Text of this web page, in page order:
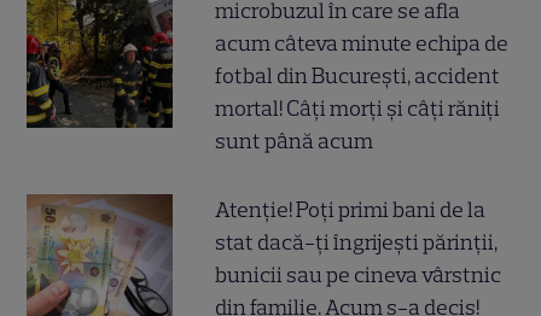
microbuzul în care se afla
acum câteva minute echipa de
fotbal din București, accident
mortal! Câți morți și câți răniți
sunt până acum
Atenție! Poți primi bani de la
stat dacă-ți îngrijești părinții,
bunicii sau pe cineva vârstnic
din familie. Acum s-a decis!